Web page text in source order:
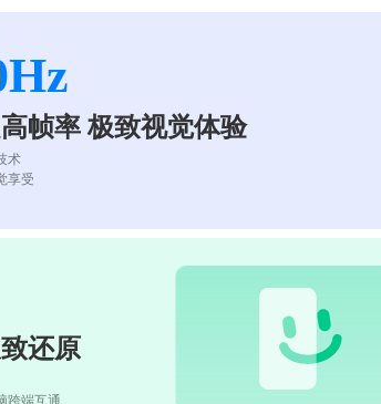
帧率 极致视觉体验
术
享受
还原
跨端互通